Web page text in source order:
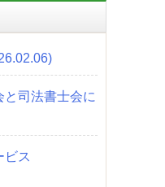
司法書士会に
ビス